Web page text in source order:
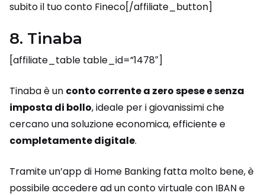
subito il tuo conto Fineco[/affiliate_button]
8. Tinaba
[affiliate_table table_id=”1478″]
Tinaba è un conto corrente a zero spese e senza
imposta di bollo, ideale per i giovanissimi che
cercano una soluzione economica, efficiente e
completamente digitale.
Tramite un’app di Home Banking fatta molto bene, è
possibile accedere ad un conto virtuale con IBAN e